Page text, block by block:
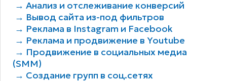
→ Анализ и отслеживание конверсий
→ Вывод сайта из-под фильтров
→ Реклама в Instagram и Facebook
→ Реклама и продвижение в Youtube
→ Продвижение в социальных медиа
(SMM)
→ Создание групп в соц.сетях